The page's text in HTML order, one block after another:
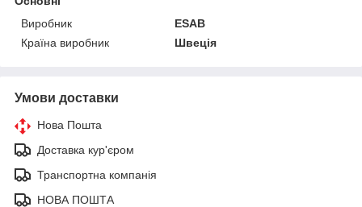
Виробник
ESAB
Країна виробник
Швеція
Умови доставки
Нова Пошта
Доставка кур'єром
Транспортна компанія
НОВА ПОШТА